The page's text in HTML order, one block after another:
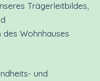
Trägerleitbildes,
des Wohnhauses
und